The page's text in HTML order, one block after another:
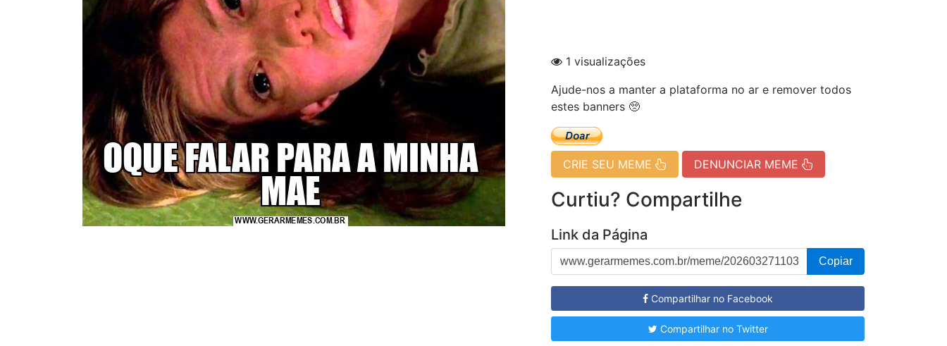
1 visualizações
Ajude-nos a manter a plataforma no ar e remover todos
estes banners 🥺
CRIE SEU MEME DENUNCIAR MEME
Curtiu? Compartilhe
Link da Página
Copiar
Compartilhar no Facebook
Compartilhar no Twitter